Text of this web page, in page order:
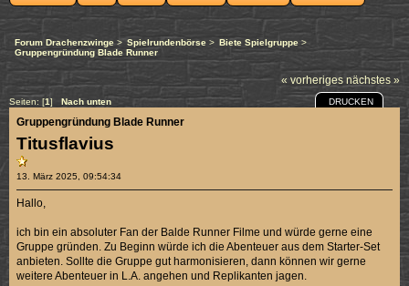
Forum Drachenzwinge > Spielrundenbörse> Biete Spielgruppe>
Gruppengründung Blade Runner
« vorheriges nächstes »
Seiten: [1] Nach unten DRUCKEN
Titusflavius
13. März 2025, 09:54:34
Gruppengründung Blade Runner
Hallo,
ich bin ein absoluter Fan der Balde Runner Filme und würde gerne eine
Gruppe gründen. Zu Beginn würde ich die Abenteuer aus dem Starter-Set
anbieten. Sollte die Gruppe gut harmonisieren, dann können wir gerne
weitere Abenteuer in L.A. angehen und Replikanten jagen.